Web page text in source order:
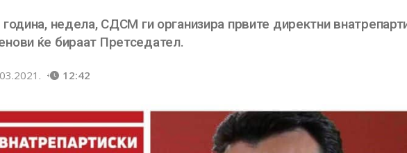
недела, СДСМ ги организира првите директни
ќе бираат Претседател.
12:42